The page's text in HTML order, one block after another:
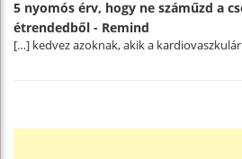
5 nyomós érv, hogy ne száműzd a
étrendedből - Remind
[…] kedvez azoknak, akik a